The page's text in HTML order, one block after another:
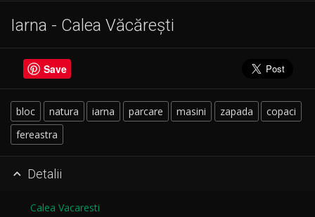
Iarna - Calea Văcărești
Save
bloc natura iarna parcare masini zapada
copaci
fereastra
 Detalii
Calea Vacaresti